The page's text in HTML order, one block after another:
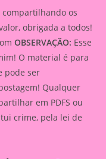
os
obrigada a todos!
OBSERVAÇÃO: Esse
O material é para
pode ser
Qualquer
em PDFS ou
crime, pela lei de